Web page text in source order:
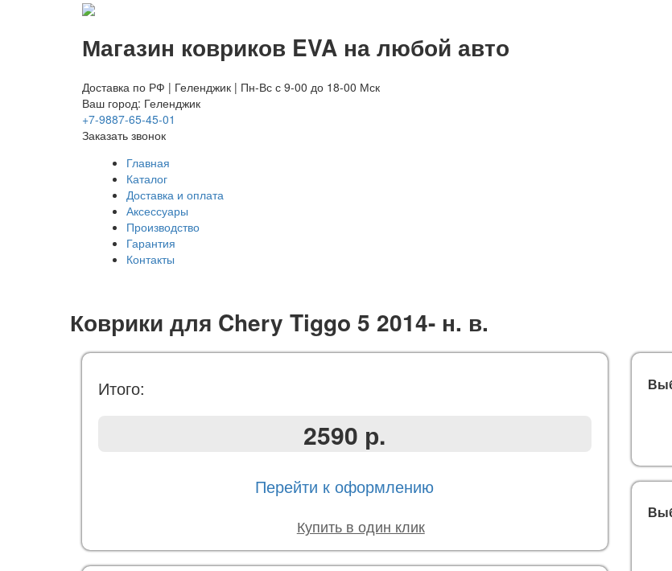
Магазин ковриков EVA ​на любой авто
Доставка по РФ | Геленджик | Пн-Вс с 9-00 до 18-00 Мск
Ваш город: Геленджик
+7-9887-65-45-01
Заказать звонок
Главная
Каталог
Доставка и оплата
Аксессуары
Производство
Гарантия
Контакты
Коврики для Chery Tiggo 5 2014- н. в.
Итого:
2590 р.
Перейти к оформлению
Купить в один клик